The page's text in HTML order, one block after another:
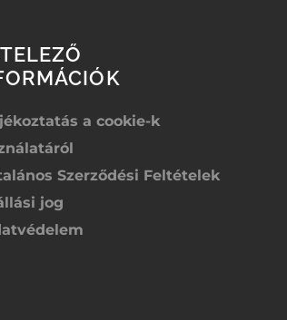
a cookie-k
Szerződési Feltételek
jog